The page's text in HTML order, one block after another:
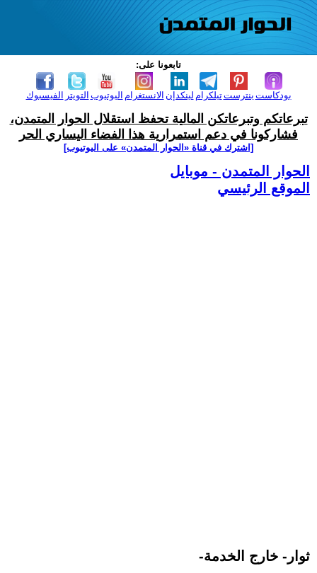
تابعونا على:
الفيسبوك التويتر اليوتيوب الانستغرام لينكدإن تيلكرامبنترست بودكاست
تبرعاتكم وتبرعاتكن المالية تحفظ استقلال الحوار المتمدن،
فشاركونا في دعم استمرارية هذا الفضاء اليساري الحر
[اشترك في قناة ‫«الحوار المتمدن» على اليوتيوب]
الحوار المتمدن - موبايل
الموقع الرئيسي
-ثوار- خارج الخدمة